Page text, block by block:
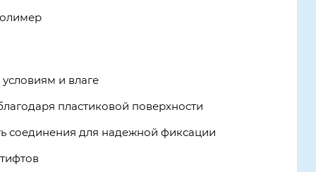
и влаге
пластиковой поверхности
соединения для надежной фиксации